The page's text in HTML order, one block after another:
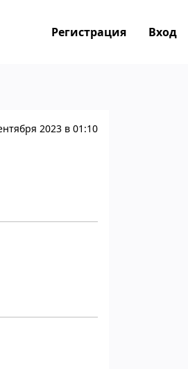
Регистрация Вход
2023 в 01:10